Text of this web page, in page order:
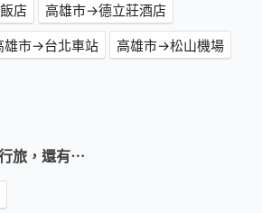
店
高雄市→德立莊酒店
雄市→台北車站
高雄市→松山機場
旅，還有⋯